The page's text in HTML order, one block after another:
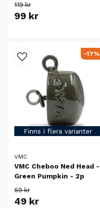
119 kr
99 kr
Finns i flera varianter
VMC
VMC Cheboo Ned Head -
Green Pumpkin - 2p
59 kr
49 kr
-17%